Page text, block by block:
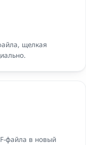
щелкая
файла в новый